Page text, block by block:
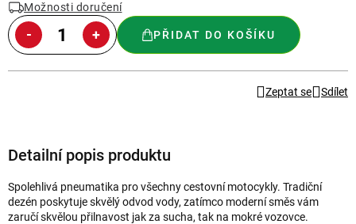
Možnosti doručení
PŘIDAT DO KOŠÍKU
Zeptat se Sdílet
Detailní popis produktu
Spolehlivá pneumatika pro všechny cestovní motocykly. Tradiční
dezén poskytuje skvělý odvod vody, zatímco moderní směs vám
zaručí skvělou přilnavost jak za sucha, tak na mokré vozovce.